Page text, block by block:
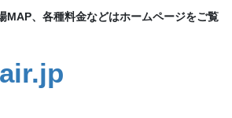
MAP、各種料金などはホームページをご覧